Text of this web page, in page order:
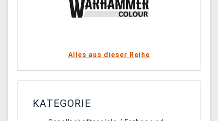
Alles aus dieser Reihe
KATEGORIE